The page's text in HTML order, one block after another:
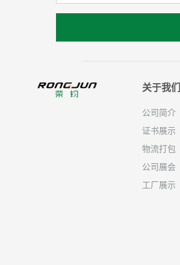
关于我们
公司简介
证书展示
物流打包
公司展会
工厂展示